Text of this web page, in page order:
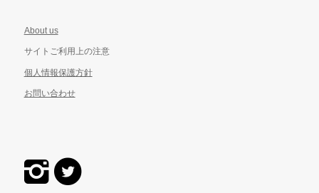
About us
サイトご利用上の注意
個人情報保護方針
お問い合わせ